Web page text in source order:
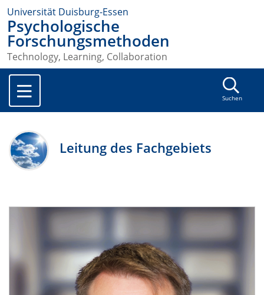
Universität Duisburg-Essen
Psychologische
Forschungsmethoden
Technology, Learning, Collaboration
Suchen
Leitung des Fachgebiets